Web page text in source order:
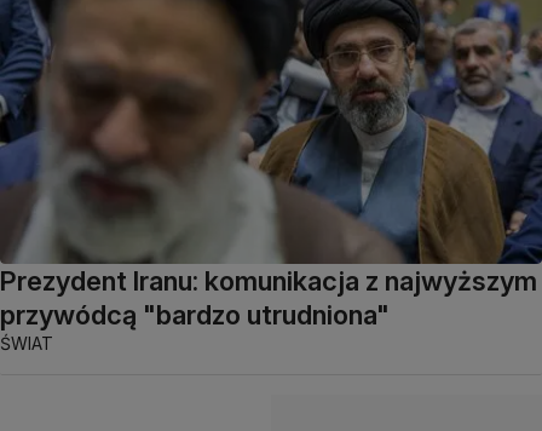
Prezydent Iranu: komunikacja z najwyższym
przywódcą "bardzo utrudniona"
ŚWIAT